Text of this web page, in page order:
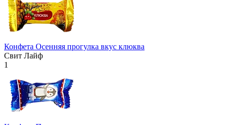
Конфета Осенняя прогулка вкус клюква
Свит Лайф
1